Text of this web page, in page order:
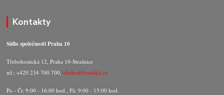
Kontakty
Sídlo společnosti Praha 10
Třebohostická 12, Praha 10-Strašnice
tel.: +420 234 700 700,obchod@razitka.cz
Po - Čt: 9:00 - 16:00 hod., Pá: 9:00 - 15:00 hod.